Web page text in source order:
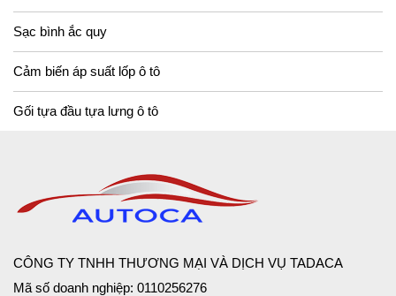
Sạc bình ắc quy
Cảm biến áp suất lốp ô tô
Gối tựa đầu tựa lưng ô tô
CÔNG TY TNHH THƯƠNG MẠI VÀ DỊCH VỤ TADACA
Mã số doanh nghiệp: 0110256276